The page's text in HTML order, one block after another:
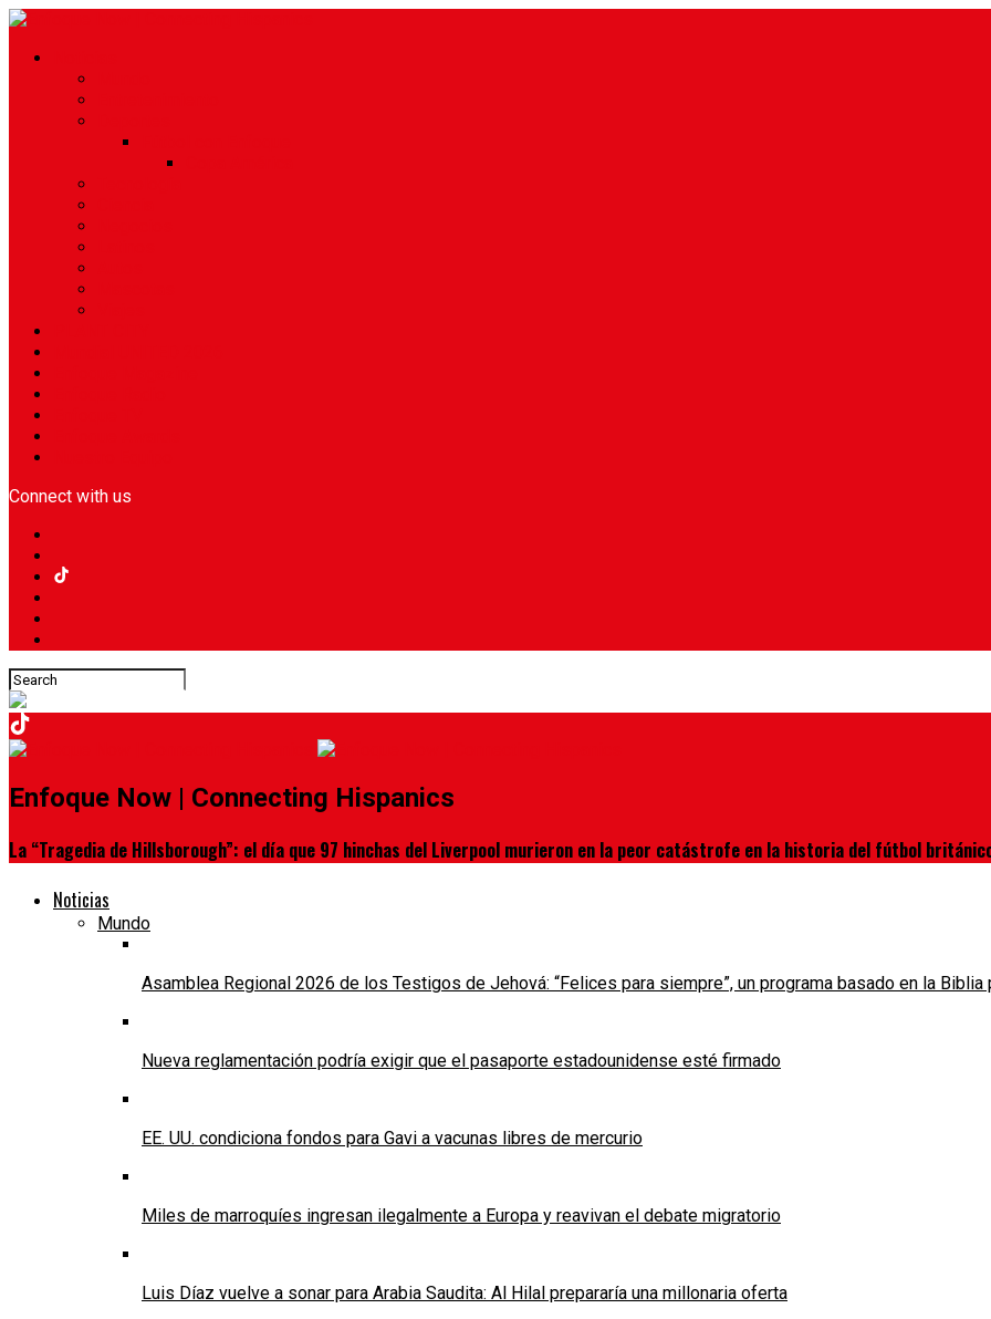
Connect with us
Enfoque Now | Connecting Hispanics
La “Tragedia de Hillsborough”: el día que 97 hinchas del Liverpool murieron en la peor catástrofe en la historia del fútbol
Noticias
Mundo
Asamblea Regional 2026 de los Testigos de Jehová: “Felices para siempre”, un programa basado en la
Nueva reglamentación podría exigir que el pasaporte estadounidense esté firmado
EE. UU. condiciona fondos para Gavi a vacunas libres de mercurio
Miles de marroquíes ingresan ilegalmente a Europa y reavivan el debate migratorio
Luis Díaz vuelve a sonar para Arabia Saudita: Al Hilal prepararía una millonaria oferta